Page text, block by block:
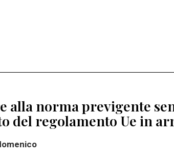
alla norma previgente
del regolamento Ue in